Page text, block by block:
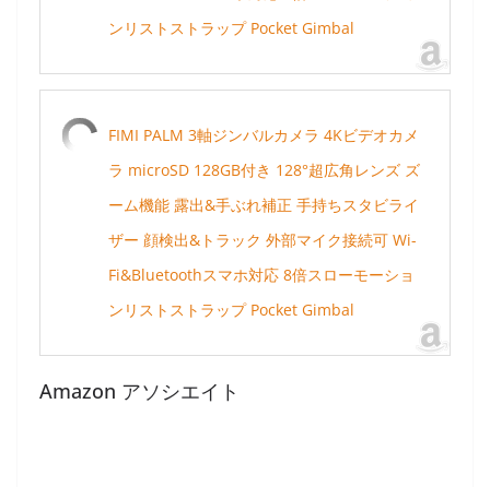
ンリストストラップ Pocket Gimbal
FIMI PALM 3軸ジンバルカメラ 4Kビデオカメ
ラ microSD 128GB付き 128°超広角レンズ ズ
ーム機能 露出&手ぶれ補正 手持ちスタビライ
ザー 顔検出&トラック 外部マイク接続可 Wi-
Fi&Bluetoothスマホ対応 8倍スローモーショ
ンリストストラップ Pocket Gimbal
Amazon アソシエイト